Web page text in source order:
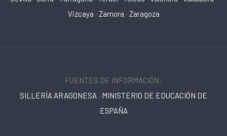
Vizcaya · Zamora · Zaragoza
FUENTES DE INFORMACIÓN:
SILLERÍA ARAGONESA · MINISTERIO DE EDUCACIÓN DE
ESPAÑA